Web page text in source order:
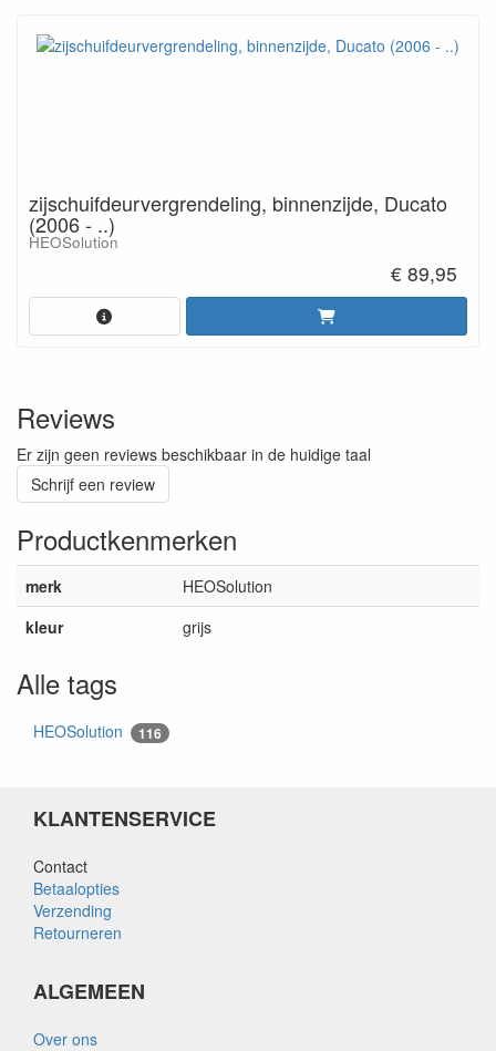
zijschuifdeurvergrendeling, binnenzijde, Ducato
(2006 - ..)
HEOSolution
€ 89,95
Reviews
Er zijn geen reviews beschikbaar in de huidige taal
Schrijf een review
Productkenmerken
merk
HEOSolution
kleur
grijs
Alle tags
HEOSolution 116
KLANTENSERVICE
Contact
Betaalopties
Verzending
Retourneren
ALGEMEEN
Over ons